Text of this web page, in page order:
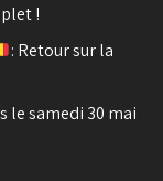
!
: Retour sur la
le samedi 30 mai